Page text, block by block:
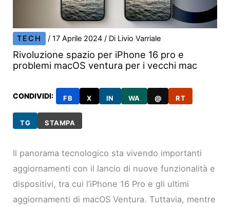
TECH /17 Aprile 2024/ Di Livio Varriale
Rivoluzione spazio per iPhone 16 pro e
problemi macOS ventura per i vecchi mac
CONDIVIDI: FB X IN WA @ RT
TG STAMPA
Il panorama tecnologico sta vivendo importanti
aggiornamenti con il lancio di nuove funzionalità e
dispositivi, tra cui l’iPhone 16 Pro e gli ultimi
aggiornamenti di macOS Ventura. Tuttavia, mentre